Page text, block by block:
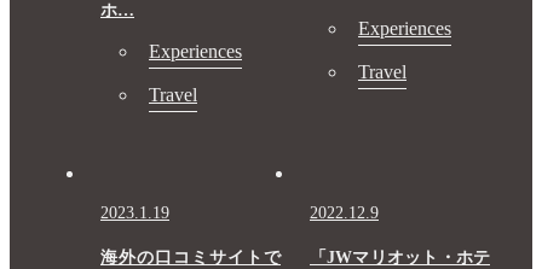
ホ…
Experiences
Travel
Experiences
Travel
2023.1.19
海外の口コミサイトで
2022.12.9
「JWマリオット・ホテ